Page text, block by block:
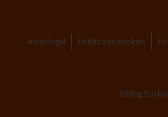
Aviso legal Política de cookies
©Blog